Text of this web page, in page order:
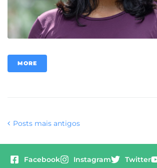
MORE
Posts mais antigos
Facebook Instagram Twitter